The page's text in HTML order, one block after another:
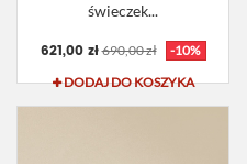
świeczek...
621,00 zł 690,00 zł
-10%
DODAJ DO KOSZYKA